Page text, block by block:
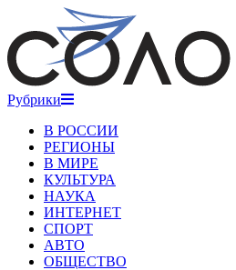
Рубрики
В РОССИИ
РЕГИОНЫ
В МИРЕ
КУЛЬТУРА
НАУКА
ИНТЕРНЕТ
СПОРТ
АВТО
ОБЩЕСТВО